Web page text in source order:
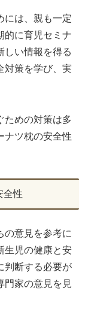
には、親も一定
的に育児セミナ
しい情報を得る
対策を学び、実
ための対策は多
ナツ枕の安全性
全性
の意見を参考に
生児の健康と安
判断する必要が
門家の意見を見